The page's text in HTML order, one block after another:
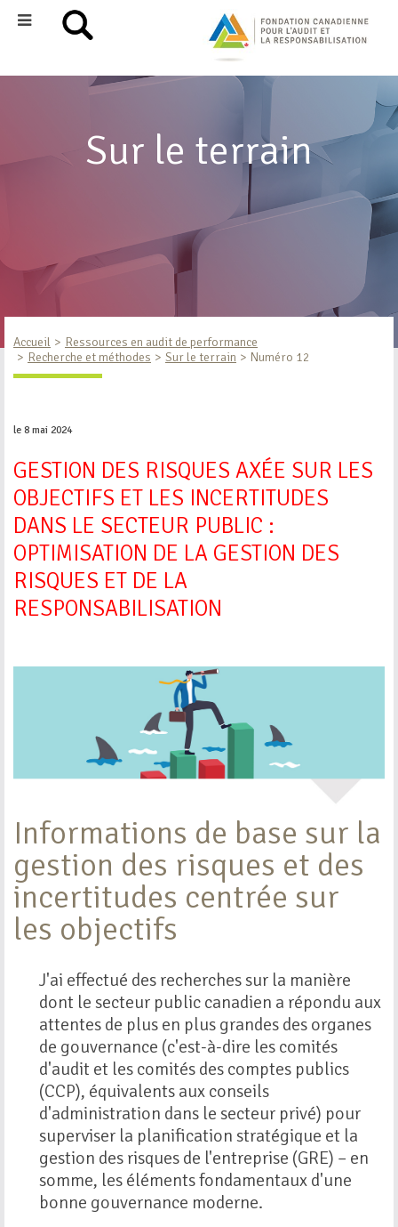
Sur le terrain
Accueil
Ressources en audit de performance
Recherche et méthodes
Sur le terrain Numéro 12
le 8 mai 2024
GESTION DES RISQUES AXÉE SUR LES
OBJECTIFS ET LES INCERTITUDES
DANS LE SECTEUR PUBLIC :
OPTIMISATION DE LA GESTION DES
RISQUES ET DE LA
RESPONSABILISATION
Informations de base sur la
gestion des risques et des
incertitudes centrée sur
les objectifs
J'ai effectué des recherches sur la manière
dont le secteur public canadien a répondu aux
attentes de plus en plus grandes des organes
de gouvernance (c'est-à-dire les comités
d'audit et les comités des comptes publics
(CCP), équivalents aux conseils
d'administration dans le secteur privé) pour
superviser la planification stratégique et la
gestion des risques de l'entreprise (GRE) – en
somme, les éléments fondamentaux d'une
bonne gouvernance moderne.